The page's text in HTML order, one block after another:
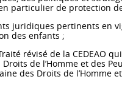
particulier de protection
juridiques pertinents en
des enfants ;
révisé de la CEDEAO
de l’Homme et des
des Droits de l’Homme